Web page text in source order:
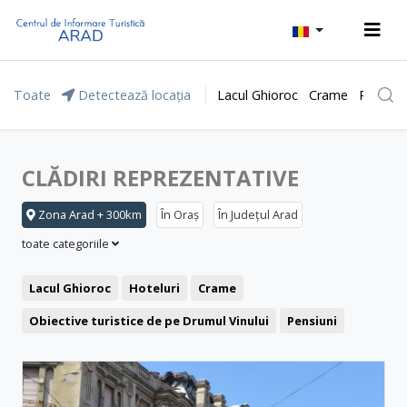
Toate Detectează locația Lacul Ghioroc Crame Parcul
CLĂDIRI REPREZENTATIVE
Zona Arad + 300km În Oraș
În Județul Arad
toate categoriile
Lacul Ghioroc Hoteluri
Crame
Obiective turistice de pe Drumul Vinului
Pensiuni
Băile Lipova
Motel
Restaurant